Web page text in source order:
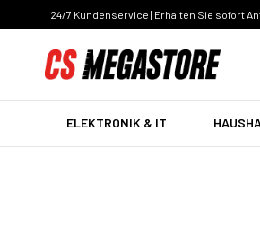
24/7 Kundenservice | Erhalten Sie sofort
ELEKTRONIK & IT